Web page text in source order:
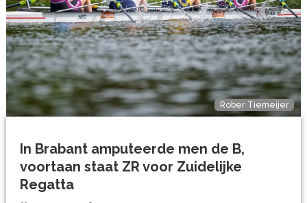
Rober Tiemeijer
In Brabant amputeerde men de B,
voortaan staat ZR voor Zuidelijke
Regatta